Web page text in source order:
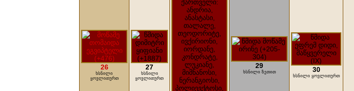
26
ხსნილი
ყოვლითურთ
27
ხსნილი
ყოვლითურთ
29
ხსნილი ზეთით 30
ხსნილი ყოვლითურთ